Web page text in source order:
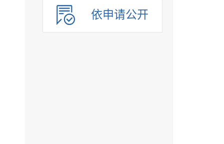
重点领域
法制政府建设工作年报
依申请公开